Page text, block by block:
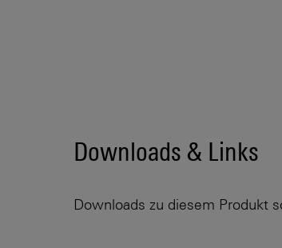
Downloads & Links
Downloads zu diesem Produkt